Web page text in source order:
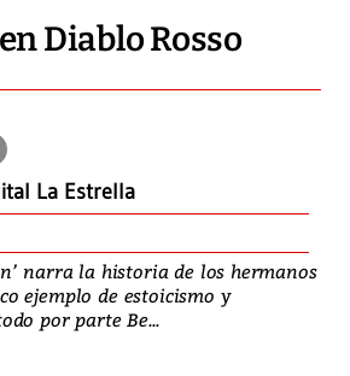
Diablo Rosso
La Estrella
narra la historia de los hermanos
ejemplo de estoicismo y
por parte Be...